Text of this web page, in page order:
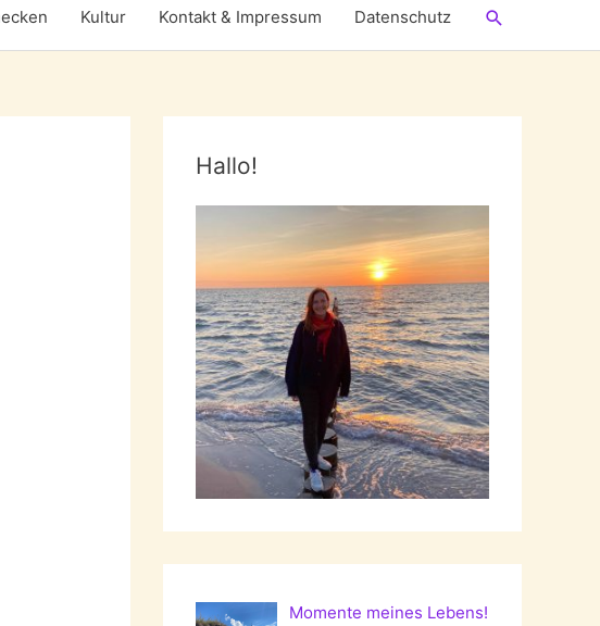
Kultur Kontakt & Impressum Datenschutz Suchen
Hallo!
Momente meines Lebens!